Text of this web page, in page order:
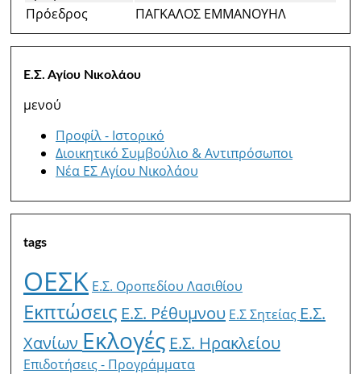
Πρόεδρος
ΠΑΓΚΑΛΟΣ ΕΜΜΑΝΟΥΗΛ
Ε.Σ. Αγίου Νικολάου
μενού
Προφίλ - Ιστορικό
Διοικητικό Συμβούλιο & Αντιπρόσωποι
Νέα ΕΣ Αγίου Νικολάου
tags
ΟΕΣΚ Ε.Σ. Οροπεδίου Λασιθίου
Εκπτώσεις Ε.Σ. Ρέθυμνου E.Σ Σητείας Ε.Σ.
Χανίων Εκλογές Ε.Σ. Ηρακλείου
Επιδοτήσεις - Προγράμματα